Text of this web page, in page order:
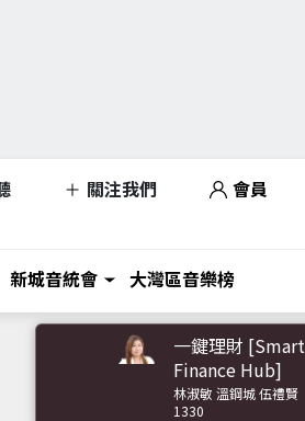
關注我們 會員
新城音統會 大灣區音樂榜
一鍵理財 [Smart
Finance Hub]
林淑敏 溫鋼城 伍禮賢
1330